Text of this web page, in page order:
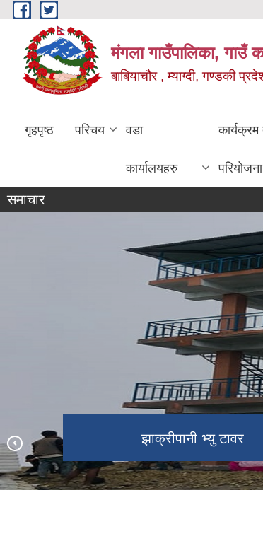
Skip to main content
मंगला गाउँपालिका, गाउँ
बाबियाचौर , म्याग्दी, गण्डकी
गृहपृष्ठ परिचय वडा
कार्यालयहरु
कार्यक्रम
परियोजना
समाचार
झाक्रीपानी भ्यु टावर
झाक्रीपानी भ्यु टावरबाट देखिने
टोड्के हिल्स
Todke Resort
बाबियाचौर बजार